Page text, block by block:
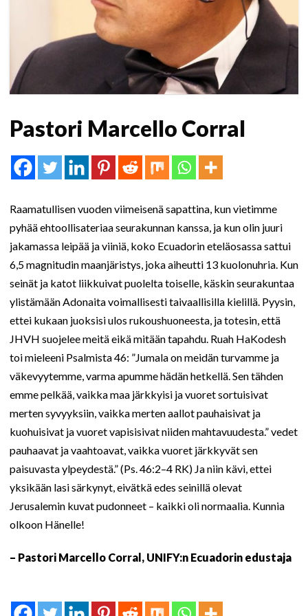
Pastori Marcello Corral
Raamatullisen vuoden viimeisenä sapattina, kun vietimme
pyhää ehtoollisateriaa seurakunnan kanssa, ja kun olin juuri
jakamassa leipää ja viiniä, koko Ecuadorin eteläosassa sattui
6,5 magnitudin maanjäristys, joka aiheutti 13 kuolonuhria. Kun
seinät ja katot liikkuivat puolelta toiselle, käskin seurakuntaa
ylistämään Adonaita voimallisesti taivaallisilla kielillä. Pyysin,
ettei kukaan juoksisi ulos rukoushuoneesta, ja totesin, että
JHVH suojelee meitä eikä mitään tapahdu. Ruah HaKodesh
toi mieleeni Psalmista 46: ”Jumala on meidän turvamme ja
väkevyytemme, varma apumme hädän hetkellä. Sen tähden
emme pelkää, vaikka maa järkkyisi ja vuoret sortuisivat
merten syvyyksiin, vaikka merten aallot pauhaisivat ja
kuohuisivat ja vuoret vapisisivat niiden mahtavuudesta.” vedet
pauhaavat ja vaahtoavat, vaikka vuoret järkkyvät sen
paisuvasta ylpeydestä.” (Ps. 46:2–4 RK) Ja niin kävi, ettei
yksikään lasi särkynyt, eivätkä edes seinillä olevat
Jerusalemin kuvat pudonneet – kaikki oli normaalia. Kunnia
olkoon Hänelle!
– Pastori Marcello Corral, UNIFY:n Ecuadorin edustaja